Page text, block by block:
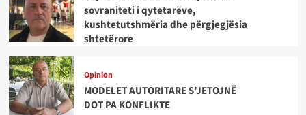
sovraniteti i qytetarëve,
kushtetutshmëria dhe përgjegjësia
shtetërore
Opinion
MODELET AUTORITARE S’JETOJNË
DOT PA KONFLIKTE